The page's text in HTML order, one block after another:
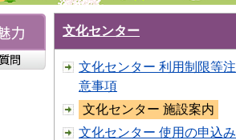
文化センター
文化センター 利用制限等注
意事項
文化センター 施設案内
文化センター 使用の申込み